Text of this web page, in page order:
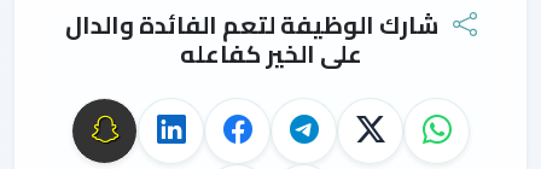
شارك الوظيفة لتعم الفائدة والدال
على الخير كفاعله